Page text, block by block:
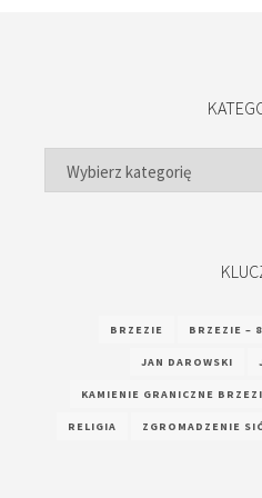
Kategorie
BRZEZIE BRZEZIE –
JAN DAROWSKI
KAMIENIE GRANICZNE
RELIGIA ZGROMADZENIE